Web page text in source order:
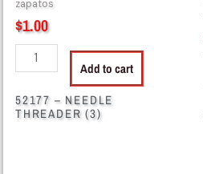
zapatos
$1.00
Add to cart
52177 – NEEDLE
THREADER (3)